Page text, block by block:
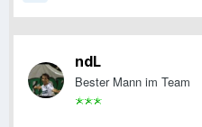
ndL
Bester Mann im Team